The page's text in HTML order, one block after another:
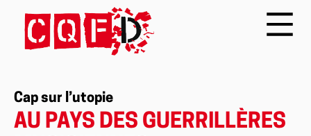
Cap sur l’utopie
AU PAYS DES GUERRILLÈRES